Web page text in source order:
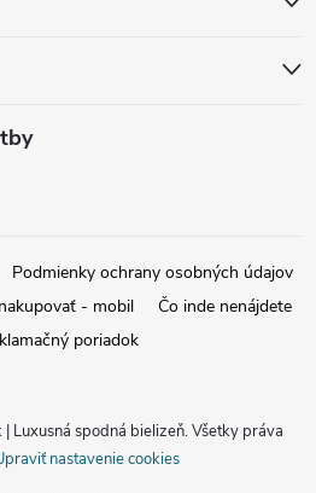
Podmienky ochrany osobných údajov
- mobil
Čo inde nenájdete
poriadok
| Luxusná spodná bielizeň. Všetky práva
nastavenie cookies